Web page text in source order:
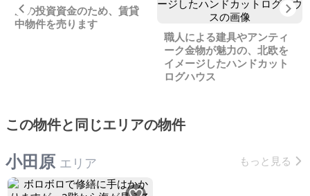
Previous
次の投資資金のため、賃貸
中物件を売ります
職人による建具やアンティ
ーク金物が魅力の、北欧を
イメージしたハンドカット
ログハウス
この物件と同じエリアの物件
小田原 エリア もっと見る